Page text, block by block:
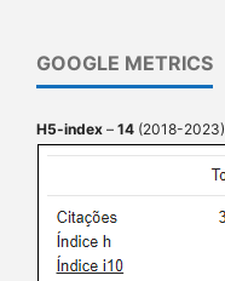
GOOGLE METRICS
H5-index – 14 (2018-2023)